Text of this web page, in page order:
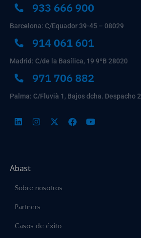
933 666 900
Barcelona: C/Equador 39-45 – 08029
914 061 601
Madrid: C/de la Basílica, 19 9ºB 28020
971 706 882
Palma: C/Fluvià 1, Bajos dcha. Despacho
Abast
Sobre nosotros
Partners
Casos de éxito